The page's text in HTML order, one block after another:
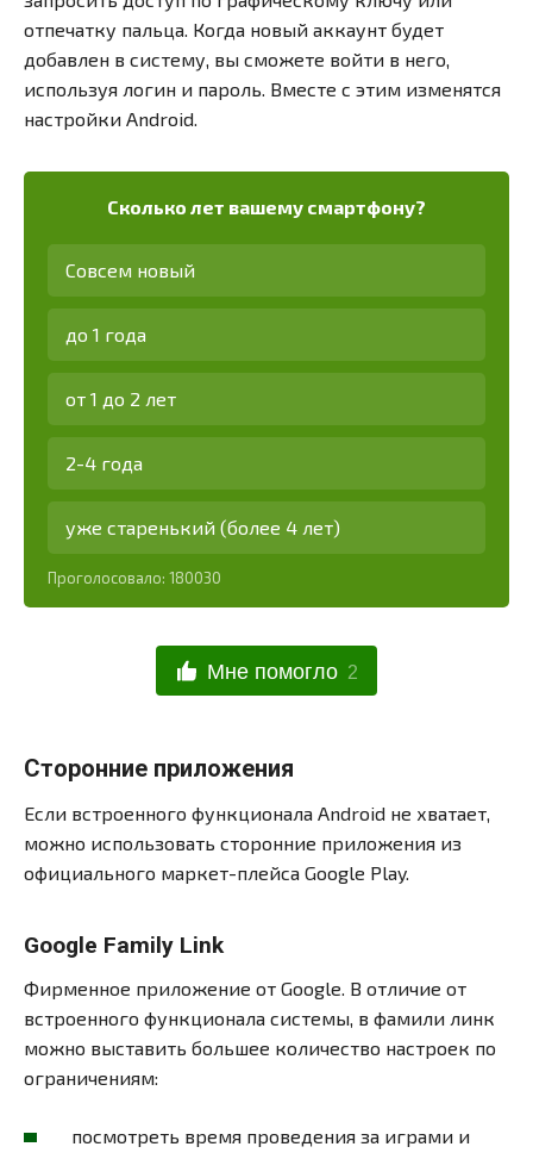
отпечатку пальца. Когда новый аккаунт будет
добавлен в систему, вы сможете войти в него,
используя логин и пароль. Вместе с этим изменятся
настройки Android.
Сколько лет вашему смартфону?
Совсем новый
до 1 года
от 1 до 2 лет
2-4 года
уже старенький (более 4 лет)
Проголосовало: 180030
Мне помогло 2
Сторонние приложения
Если встроенного функционала Android не хватает,
можно использовать сторонние приложения из
официального маркет-плейса Google Play.
Google Family Link
Фирменное приложение от Google. В отличие от
встроенного функционала системы, в фамили линк
можно выставить большее количество настроек по
ограничениям:
посмотреть время проведения за играми и